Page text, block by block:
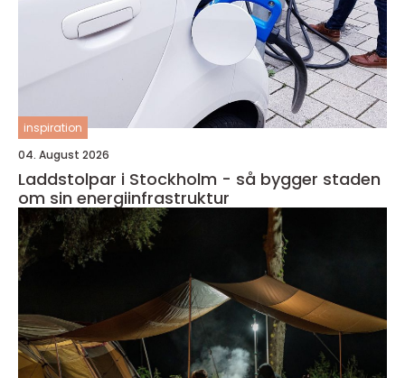
inspiration
04. August 2026
Laddstolpar i Stockholm - så bygger staden
om sin energiinfrastruktur